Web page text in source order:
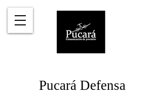
Pucará Defensa